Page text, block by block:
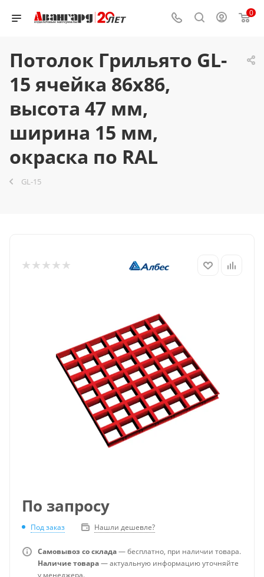
0
Потолок Грильято GL-
15 ячейка 86x86,
высота 47 мм,
ширина 15 мм,
окраска по RAL
GL-15
По запросу
Под заказ Нашли дешевле?
Самовывоз со склада— бесплатно, при наличии товара.
Наличие товара— актуальную информацию уточняйте
у менеджера.